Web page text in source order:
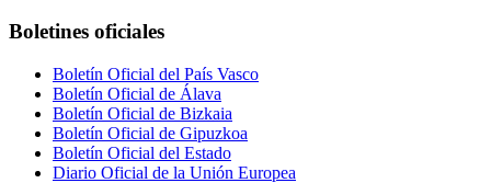
Boletines oficiales
Boletín Oficial del País Vasco
Boletín Oficial de Álava
Boletín Oficial de Bizkaia
Boletín Oficial de Gipuzkoa
Boletín Oficial del Estado
Diario Oficial de la Unión Europea